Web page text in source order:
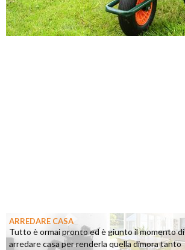
ARREDARE CASA
Tutto è ormai pronto ed è giunto il momento di
arredare casa per renderla quella dimora tanto